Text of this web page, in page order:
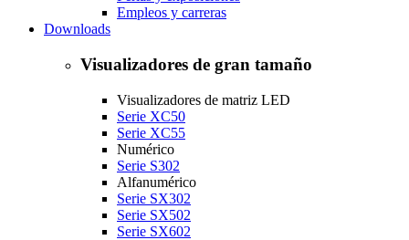
Empleos y carreras
Downloads
Visualizadores de gran tamaño
Visualizadores de matriz LED
Serie XC50
Serie XC55
Numérico
Serie S302
Alfanumérico
Serie SX302
Serie SX502
Serie SX602